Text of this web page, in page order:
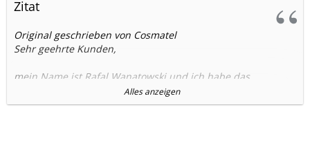
Zitat
Original geschrieben von Cosmatel
Sehr geehrte Kunden,
mein Name ist Rafal Wanatowski und ich habe das
Unternehmen Cosmatel GmbH & Co.KG sowie den First
Handy Shop zum 01.06.12 gekauft.
Alles anzeigen